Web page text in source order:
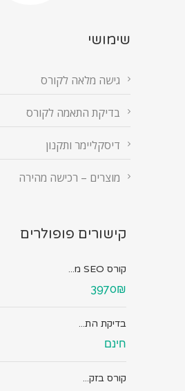
שימושי
גישה מלאה לקורס
בדיקת התאמה לקורס
דיסקליימר ותקנון
מוצרים – רכישה מהירה
קישורים פופולרים
קורס SEO מ...
3970₪
בדיקת הת...
חינם
קורס בזק...